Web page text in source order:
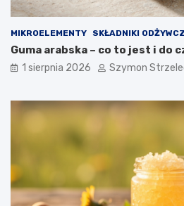
MIKROELEMENTY SKŁADNIKI
Guma arabska – co to jest i do
1 sierpnia 2026 Szymon